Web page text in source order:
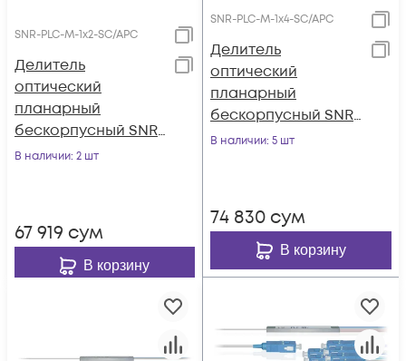
SNR-PLC-M-1x2-SC/APC
Делитель
оптический
планарный
бескорпусный SNR-
PLC-M-1x2-SC/APC
В наличии: 2 шт
67 919 сум
В корзину
SNR-PLC-M-1x4-SC/APC
Делитель
оптический
планарный
бескорпусный SNR-
PLC-M-1x4-SC/APC
В наличии: 5 шт
74 830 сум
В корзину